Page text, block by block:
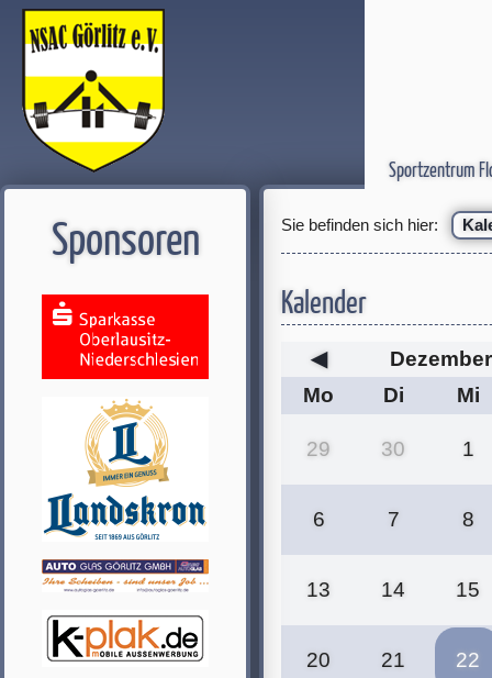
Sportzentrum
Sie befinden sich hier:
Kalender
◀
Mo
Di Mi
29 30 1
6 7 8
13 14 15
20 21 22
Sponsoren